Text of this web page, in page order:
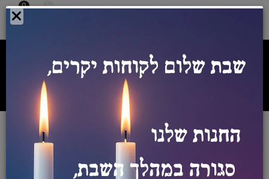
צרו איתנו קשר:054-5542098
ספק מורשה רשת אורט
מספר ספק מורשה משרד הביטחון
0011028475
0 0
/ טלויזיות